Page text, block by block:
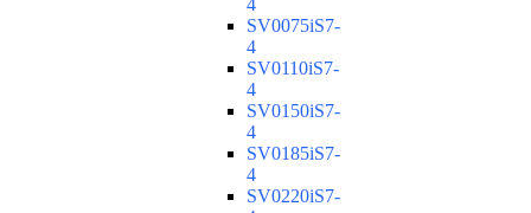
4
SV0075iS7-
4
SV0110iS7-
4
SV0150iS7-
4
SV0185iS7-
4
SV0220iS7-